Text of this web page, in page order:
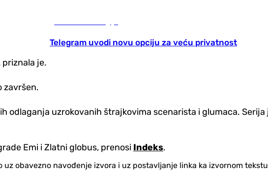
Telegram uvodi novu opciju za veću privatnost
priznala je.
završen.
odlaganja uzrokovanih štrajkovima scenarista i glumaca.
Emi i Zlatni globus, prenosi Indeks.
obavezno navođenje izvora i uz postavljanje linka ka izvornom